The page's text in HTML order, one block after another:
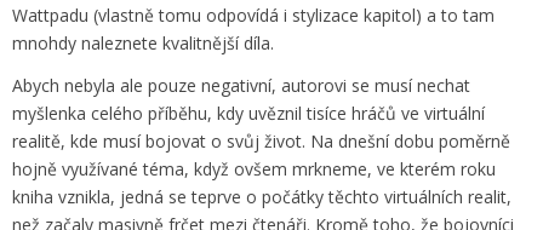
Wattpadu (vlastně tomu odpovídá i stylizace kapitol) a to tam
mnohdy naleznete kvalitnější díla.
Abych nebyla ale pouze negativní, autorovi se musí nechat
myšlenka celého příběhu, kdy uvěznil tisíce hráčů ve virtuální
realitě, kde musí bojovat o svůj život. Na dnešní dobu poměrně
hojně využívané téma, když ovšem mrkneme, ve kterém roku
kniha vznikla, jedná se teprve o počátky těchto virtuálních realit,
než začaly masivně frčet mezi čtenáři. Kromě toho, že bojovníci